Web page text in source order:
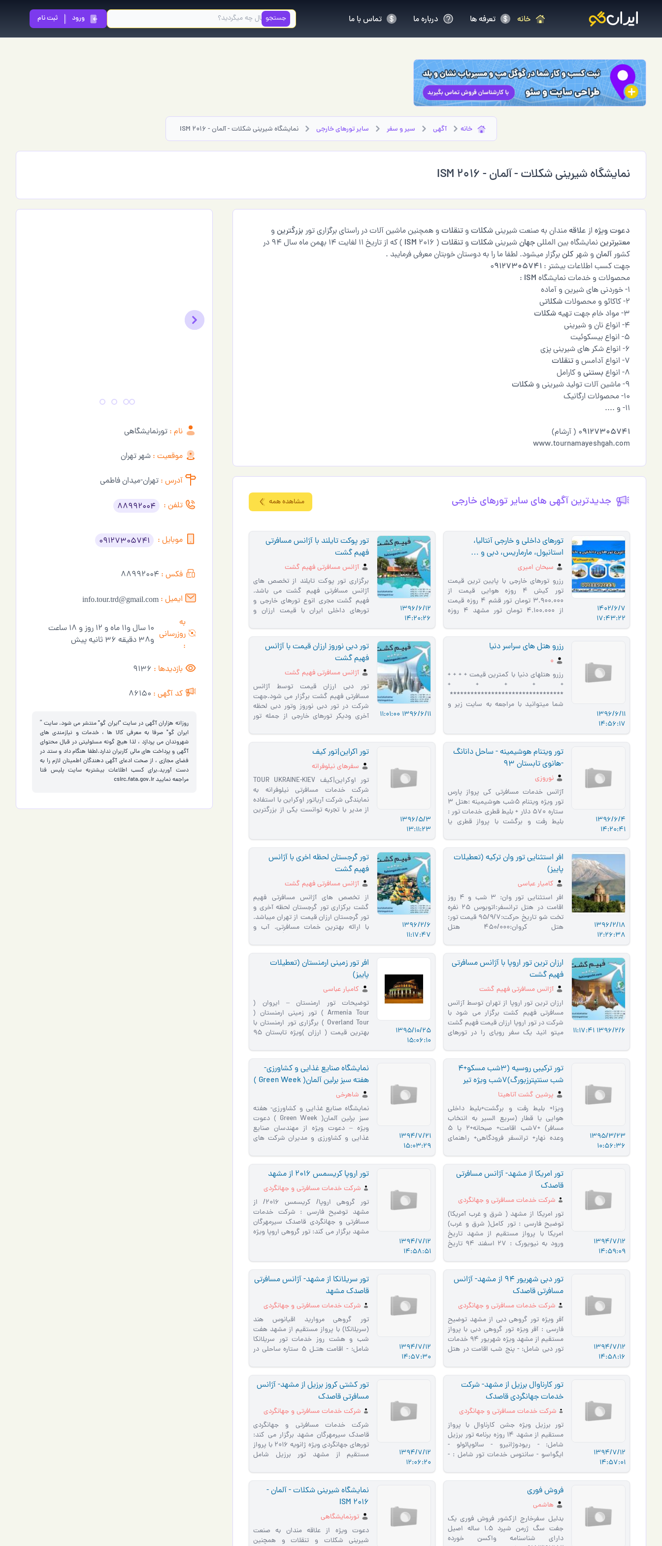
جستجو ورود ثبت نام خانه تعرفه ها درباره ما تماس با ما
خانه آگهی سير و سفر سایر تورهای خارجي نمایشگاه شیرینی شکلات - آلمان - ISM 2016
نمایشگاه شیرینی شکلات - آلمان - ISM 2016
دعوتویژه از علاقهمندان به صنعت شیرینیشکلات و تنقلات و همچنین ماشین آلات در راستای برگزاری تور بزرگترین و
معتبرترین نمایشگاه بین المللیجهانشیرینیشکلات و تنقلات (
ISM
2016 ) که از تاریخ 11 لغایت 14 بهمن ماه سال 94 در
کشورآلمان و شهر کلنبرگزار میشود. لطفا ما را به دوستان خوبتان معرفی فرمایبد .
جهت کسب اطلاعات بیشتر : 0 9127305741
محصولات و خدمات نمایشگاه ISM
:
1- خوردنی های شیرین و آماده
2- کاکائو و محصولات
شکلاتی
3- مواد خام جهت تهیه
شکلات
4- انواع نان و شیرینی
5- انواع بیسکوئیت
6- انواع شکر های شیرینی پزی
7- انواع آدامس و
تنقلات
8- انواع
بستنی و کارامل
9- ماشین آلات تولید شیرینی و
شکلات
10- محصولات ارگانیک
11- و ....
09127305741 ( آرشام)
www.tournamayeshgah.com
جدیدترین آگهی های سایر تورهای خارجي مشاهده همه
1402/6/7
17:43:22
تورهای داخلی و خارجی آنتالیا،
استانبول، مارماریس، دبی و …
سبحان امیری
رزرو تورهای خارجی با پایین ترین قیمت
تور کیش 4 روزه هوایی قیمت از
3.900.000 تومان تور قشم 4 روزه قیمت
از 4.100.000 تومان تور مشهد 4 روزه
از 2.600.000 …
1396/6/12
14:20:26
تور پوکت تایلند با آژانس مسافرتی
فهیم گشت
آژانس مسافرتی فهیم گشت
برگزاری تور پوکت تایلند از تخصص های
آژانس مسافرتی فهیم گشت می باشد.
فهیم گشت مجری انوع تورهای خارجی و
تورهای داخلی ایران با قیمت ارزان و
1396/6/11
14:56:17
رزرو هتل های سراسر دنیا
0
رزرو هتلهای دنیا با کمترین قیمت + + + +
+ + + + +
*********************************
شما میتوانید با مراجعه به سایت زیر و
1396/6/11 11:01:00
تور دبی نوروز ارزان قیمت با آژانس
فهیم گشت
آژانس مسافرتی فهیم گشت
تور دبی ارزان قیمت توسط آژانس
مسافرتی فهیم گشت برگزار می شود.جهت
شرکت در تور دبی نوروز وتور دبی لحظه
آخری ودیکر تورهای خارجی از جمله تور
1396/6/4
14:20:41
تور ویتنام هوشیمینه - ساحل دانانگ
-هانوی تابستان 93
نوروزی
آژانس خدمات مسافرتی کی پرواز پارس
تور ویژه ویتنام 5شب هوشیمینه :هتل 3
ستاره 570 دلار + بلیط قطری خدمات تور :
بلیط رفت و برگشت با پرواز قطری یا
1396/5/3
13:11:23
تور اکراین|تور کیف
سفرهای نیلوفرانه
تور اوکراین|کیف TOUR UKRAINE-KIEV
شرکت خدمات مسافرتی نیلوفرانه به
نمایندگی شرکت آریاتور اوکراین با استفاده
از مدیر با تجربه توانست یکی از بزرگترین
1396/2/18
12:26:38
افر استثنایی تور وان ترکیه (تعطیلات
پاییز)
کامیار عباسی
افر استثنایی تور وان: 3 شب و 4 روز
اقامت در هتل ترانسفر:اتوبوس 25 نفره
تخت شو تاریخ حرکت:95/9/7 قیمت تور:
هتل کروان:450/000 هتل
وورد5*:670/00 راهنما از تهرا…
1396/2/6
11:17:47
تور گرجستان لحظه اخری با آژانس
فهیم گشت
آژانس مسافرتی فهیم گشت
از تخصص های آژانس مسافرتی فهیم
گشت برکزاری تور گرجستان لحظه آخری و
تور گرجستان ارزان قیمت از تهران میباشد.
با ارائه بهترین خمات مسافرتی. آب و
1396/2/6 11:17:41
ارزان ترین تور اروپا با آژانس مسافرتی
فهیم گشت
آژانس مسافرتی فهیم گشت
ارزان ترین تور اروپا از تهران توسط آزانس
مسافرتی فهیم کشت برگزار می شود با
شرکت در تور اروپا ارزان قیمت فهیم گشت
میتو انید یک سفر رویای را در تورهای
1395/10/25
15:06:10
افر تور زمینی ارمنستان (تعطیلات
پاییز)
کامیار عباسی
توضیحات تور ارمنستان – ایروان (
Armenia Tour ) تور زمینی ارمنستان (
Overland Tour ) برگزاری تور ارمنستان با
بهترین قیمت ( ارزان )ویژه تابستان 95
مجر…
1395/3/23
10:56:36
تور ترکیبی روسیه (3شب مسکو+4
شب سنتپترزبورگ)7شب ویژه تیر
پرشین گشت آناهیتا
ویزا+ بلیط رفت و برگشت+بلیط داخلی
هوایی یا قطار (سریع السیر به انتخاب
مسافر) +7شب اقامت+ صبحانه+2 یا 5
وعده نهار+ ترانسفر فرودگاهی+ راهنمای
1394/7/21
15:03:29
نمايشگاه صنایع غذایی و کشاورزی-
هفته سبز برلین آلمان( Green Week )
شاهرخی
نمايشگاه صنایع غذایی و کشاورزی- هفته
سبز برلین آلمان( Green Week ) دعوت
ویژه – دعوت ویژه از مهندسان صنایع
غذایی و کشاورزی و مديران شركت هاي
1394/7/12
14:59:09
تور امریکا از مشهد- آژانس مسافرتی
قاصدک
شرکت خدمات مسافرتی و جهانگردی
قاصدک مشهد
تور امریکا از مشهد ( شرق و غرب آمریکا)
توضيح فارسي : تور کامل( شرق و غرب)
امریکا با پرواز مستقیم از مشهد تاریخ
ورود به نیویورک : 27 اسفند 94 تاریخ
1394/7/12
14:58:51
تور اروپا کریسمس 2016 از مشهد
شرکت خدمات مسافرتی و جهانگردی
قاصدک مشهد
تور گروهی اروپا/ کریسمس 2016/ از
مشهد توضيح فارسي : شرکت خدمات
مسافرتی و جهانگردی قاصدک سیرمهرگان
مشهد برگزار می کند: تور گروهی اروپا ویژه
1394/7/12
14:58:16
تور دبی شهریور 94 از مشهد- آژانس
مسافرتی قاصدک
شرکت خدمات مسافرتی و جهانگردی
قاصدک مشهد
آفر ویژه تور گروهی دبی از مشهد توضيح
فارسي : آفر ویژه تور گروهی دبی با پرواز
مستقیم از مشهد ویژه شهریور 94 خدمات
تور دبی شامل: - پنج شب اقامت در هتل
1394/7/12
14:57:30
تور سریلانکا از مشهد- آژانس مسافرتی
قاصدک مشهد
شرکت خدمات مسافرتی و جهانگردی
قاصدک مشهد
تور گروهی مروارید اقیانوس هند
(سریلانکا) با پرواز مستقیم از مشهد هفت
شب و هشت روز خدمات تور سریلانکا
شامل: - اقامت هتـل 5 ستاره ساحلی در
1394/7/12
14:57:01
تور کارناوال برزیل از مشهد- شرکت
خدمات جهانگردی قاصدک
شرکت خدمات مسافرتی و جهانگردی
قاصدک سیرمهرگان مشهد
تور برزیل ویژه جشن کارناوال با پرواز
مستقیم از مشهد 14 روزه برنامه تور برزیل
شامل: - ریودوژانیرو - سائوپائولو -
ایگواسو - سانتوس خدمات تور شامل : -
1394/7/12
12:06:20
تور کشتی کروز برزیل از مشهد- آژانس
مسافرتی قاصدک
شرکت خدمات مسافرتی و جهانگردی
قاصدک مشهد
شرکت خدمات مسافرتی و جهانگردی
قاصدک سیرمهرگان مشهد برگزار می کند:
تورهای جهانگردی ویژه ژانویه 2016 با پرواز
مستقیم از مشهد تور برزیل شامل
فروش فوری
هاشمی
بدلیل سفرخارج ازکشور فروش فوری یک
جفت سگ ‌‌‌‌ژرمن شپرد ۱.۵ ساله اصیل
دارای شناسنامه واکسن خورده
نمایشگاه شیرینی شکلات - آلمان -
ISM 2016
تورنمایشگاهی
دعوت ویژه از علاقه مندان به صنعت
شیرینی شکلات و تنقلات و همچنین
Previous
Next
نام : تورنمایشگاهی
موقعیت : شهر تهران
آدرس : تهران-میدان فاطمی
تلفن : 88992004
موبایل : 09127305741
فکس : 88992004
ایمیل : info.tour.trd@gmail.com
به
روزرسانی
:
10 سال و11 ماه و 12 روز و 18 ساعت
و38 دقیقه 36 ثانیه پیش
بازدیدها : 9136
کد آگهی : 86150
روزانه هزاران آگهی در سایت "ایران گو" منتشر می شود. سایت ”
ایران گو" صرفا به معرفی کالا ها ، خدمات و نیازمندی های
شهروندان می پردازد ، لذا هیچ گونه مسئولیتی در قبال محتوای
آگهی و پرداخت های مالی کاربران ندارد.لطفا هنگام داد و ستد در
فضای مجازی ، از صحت ادعای آگهی دهندگان اطمینان لازم را به
دست آورید.برای کسب اطلاعات بیشتربه سایت پلیس فتا
مراجعه نماییدcsirc.fata.gov.ir